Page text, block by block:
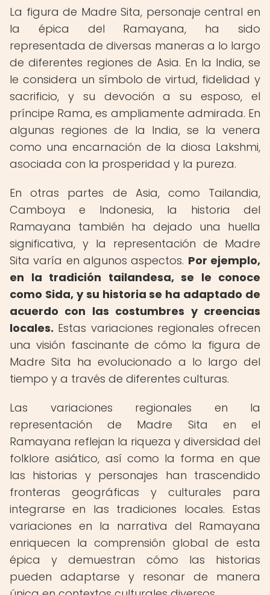
La figura de Madre Sita, personaje central en
la épica del Ramayana, ha sido
representada de diversas maneras a lo largo
de diferentes regiones de Asia. En la India, se
le considera un símbolo de virtud, fidelidad y
sacrificio, y su devoción a su esposo, el
príncipe Rama, es ampliamente admirada. En
algunas regiones de la India, se la venera
como una encarnación de la diosa Lakshmi,
asociada con la prosperidad y la pureza.
En otras partes de Asia, como Tailandia,
Camboya e Indonesia, la historia del
Ramayana también ha dejado una huella
significativa, y la representación de Madre
Sita varía en algunos aspectos. Por ejemplo,
en la tradición tailandesa, se le conoce
como Sida, y su historia se ha adaptado de
acuerdo con las costumbres y creencias
locales. Estas variaciones regionales ofrecen
una visión fascinante de cómo la figura de
Madre Sita ha evolucionado a lo largo del
tiempo y a través de diferentes culturas.
Las variaciones regionales en la
representación de Madre Sita en el
Ramayana reflejan la riqueza y diversidad del
folklore asiático, así como la forma en que
las historias y personajes han trascendido
fronteras geográficas y culturales para
integrarse en las tradiciones locales. Estas
variaciones en la narrativa del Ramayana
enriquecen la comprensión global de esta
épica y demuestran cómo las historias
pueden adaptarse y resonar de manera